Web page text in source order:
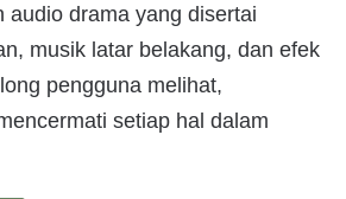
audio drama yang disertai
musik latar belakang, dan efek
pengguna melihat,
setiap hal dalam